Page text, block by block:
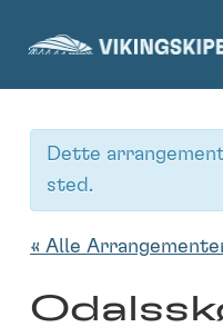
Dette
sted.
« Alle